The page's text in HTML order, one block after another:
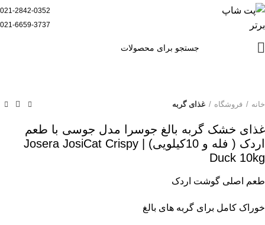
021-2842-0352
021-6659-3737
خانه فروشگاه غذای گربه
غذای خشک گربه بالغ جوسرا مدل جوسی با طعم
اردک ( فله و 10کیلویی) | Josera JosiCat Crispy
Duck 10kg
طعم اصلی گوشت اردک
خوراک کامل برای گربه های بالغ